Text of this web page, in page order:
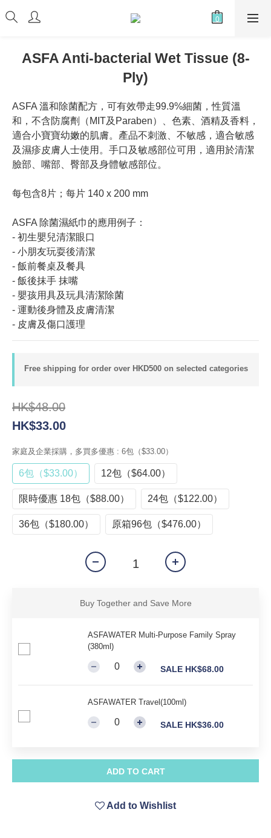
ASFA Anti-bacterial Wet Tissue (8-
Ply)
ASFA 溫和除菌配方，可有效帶走99.9%細菌，性質溫
和，不含防腐劑（MIT及Paraben）、色素、酒精及香料，
適合小寶寶幼嫩的肌膚。產品不刺激、不敏感，適合敏感
及濕疹皮膚人士使用。手口及敏感部位可用，適用於清潔
臉部、嘴部、臀部及身體敏感部位。
每包含8片；每片 140 x 200 mm
ASFA 除菌濕紙巾的應用例子：
- 初生嬰兒清潔眼口
- 小朋友玩耍後清潔
- 飯前餐桌及餐具
-⁠ 飯後抹手 抹嘴
- 嬰孩用具及玩具清潔除菌
- 運動後身體及皮膚清潔
- 皮膚及傷口護理
Free shipping for order over HKD500 on selected categories
HK$48.00
HK$33.00
家庭及企業採購，多買多優惠 : 6包（$33.00）
6包（$33.00） 12包（$64.00）
限時優惠 18包（$88.00） 24包（$122.00）
36包（$180.00） 原箱96包（$476.00）
Buy Together and Save More
ASFAWATER Multi-Purpose Family Spray
(380ml)
SALE HK$68.00
ASFAWATER Travel(100ml)
SALE HK$36.00
ADD TO CART
Add to Wishlist